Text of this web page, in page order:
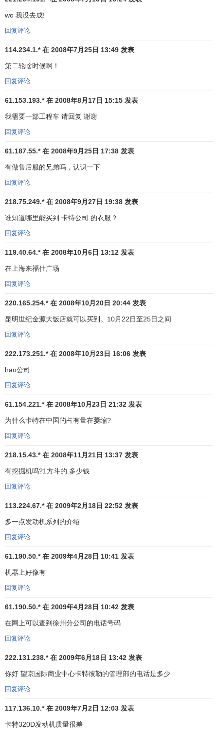
司被迫大幅裁员。
1983 年，卡特彼勒租赁公司业务扩展，为全球客户提
服务公司。
1985 年至今，产品系列继续多样化，以满足客户的各
种需求。现在我们有超过 300 种产品，比 1981 年翻了
1986 年，卡特彼勒推土机公司更名为卡特彼勒公司 —
更准确地反映了公司不断发展的多样性。
1987 年，耗资 18 亿的工厂现代化项目已启动，使制
1990 年，公司结构进行了分散，根据资产回报率和客
户满意度重组业务单位。
机公司。加上去年收购了德国的 MaK Motoren 公司，
卡特彼勒已成为世界领先的柴油发动机制造商。
1998 年，世界最大的非公路用卡车 — 797 型 — 在亚
1999 年，卡特彼勒在全球最大的建筑设备展
CONEXPO 上公布新的紧凑型建筑设备系列，积极响
求。
2000 年，卡特彼勒庆祝成立 75 周年。
2001 年，卡特彼勒是第一家在全球范围启动
本。
2003 年，2004 型系列清洁柴油发动机的诞生使卡特
到其认证的发动机生产厂商。卡特彼勒突破性的排放
控制技术，即 ACERT®，完全符合环保署的标准，而
且无需牺牲性能、可靠性或燃烧效率。
Caterpillar公司前景及愿望
在我们涉足的所有业务领域，我们都是公认的领导者
域，我们都居领先地位。
我们的产品和服务帮助客户走向成功
终把客户满意度放在首位。我们交付创新的产品和高度整合
分销系统是我们的竞争优势之一
我们的供应链被公认为世界一流：在业界，我们拥有最
我们的业务模型激发创业热情、带来增长并实现全球性
公认基准，因为它在保留业务单位自主权利和创业热情的同
时也利用了精心筛选的通用流程、技术和核心竞争力，我们
我们的员工才能过人并勤恳敬业
：我们的范围覆盖全
是这么简单。
步成为可能。
我们的财务业绩始终如一地为股东带来丰厚回报
wo 我没去成!
回复评论
114.234.1.* 在 2008年7月25日 13:49 发表
第二轮啥时候啊！
回复评论
61.153.193.* 在 2008年8月17日 15:15 发表
我需要一部工程车 请回复 谢谢
回复评论
61.187.55.* 在 2008年9月25日 17:38 发表
有做售后服的兄弟吗，认识一下
回复评论
218.75.249.* 在 2008年9月27日 19:38 发表
谁知道哪里能买到 卡特公司 的衣服？
回复评论
119.40.64.* 在 2008年10月6日 13:12 发表
在上海来福仕广场
回复评论
220.165.254.* 在 2008年10月20日 20:44 发表
昆明世纪金源大饭店就可以买到。10月22日至25日之间
回复评论
222.173.251.* 在 2008年10月23日 16:06 发表
hao公司
回复评论
61.154.221.* 在 2008年10月23日 21:32 发表
为什么卡特在中国的占有量在萎缩?
回复评论
218.15.43.* 在 2008年11月21日 13:37 发表
有挖掘机吗?1方斗的.多少钱
回复评论
113.224.67.* 在 2009年2月18日 22:52 发表
多一点发动机系列的介绍
回复评论
61.190.50.* 在 2009年4月28日 10:41 发表
机器上好像有
回复评论
61.190.50.* 在 2009年4月28日 10:42 发表
在网上可以查到徐州分公司的电话号码
回复评论
222.131.238.* 在 2009年6月18日 13:42 发表
你好 望京国际商业中心卡特彼勒的管理部的电话是多少
回复评论
117.136.10.* 在 2009年7月2日 12:03 发表
卡特320D发动机质量很差